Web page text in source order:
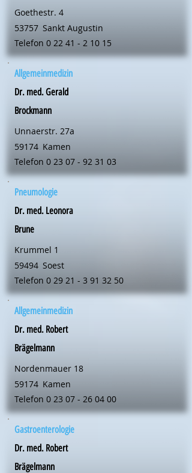
Goethestr. 4
53757 Sankt Augustin
Telefon 0 22 41 - 2 10 15
Allgemeinmedizin
Dr. med. Gerald
Brockmann
Unnaerstr. 27a
59174 Kamen
Telefon 0 23 07 - 92 31 03
Pneumologie
Dr. med. Leonora
Brune
Krummel 1
59494 Soest
Telefon 0 29 21 - 3 91 32 50
Allgemeinmedizin
Dr. med. Robert
Brägelmann
Nordenmauer 18
59174 Kamen
Telefon 0 23 07 - 26 04 00
Gastroenterologie
Dr. med. Robert
Brägelmann